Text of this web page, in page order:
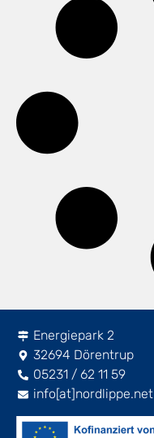
Energiepark 2
32694 Dörentrup
05231 / 62 11 59
info[at]nordlippe.net